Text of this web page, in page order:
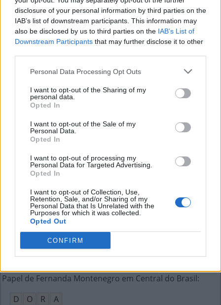
disclosure of your personal information by third parties on the
IAB’s list of downstream participants. This information may
also be disclosed by us to third parties on the IAB’s List of
Downstream Participants that may further disclose it to other
Personal Data Processing Opt Outs
I want to opt-out of the Sharing of my
personal data.
Opted In
I want to opt-out of the Sale of my
Personal Data.
Opted In
I want to opt-out of processing my
Personal Data for Targeted Advertising.
Opted In
I want to opt-out of Collection, Use,
Retention, Sale, and/or Sharing of my
Personal Data that Is Unrelated with the
Purposes for which it was collected.
Opted Out
CONFIRM
O
S O
L
Empresa brasileira de eletrônicos, criada em 1942:
S
E M
P
O mesmo que estar informado de algo
P A
R
D O R
O
“A gente não quer só __”, cantam os Titãs
O M I
Doente que precisa permanecer em repouso
C A M A D
O
Feito com paixão, sem profissionalismo
A
M A D O
R
Papel de Fernanda Montenegro em Central do Brasil:
D
O R
A